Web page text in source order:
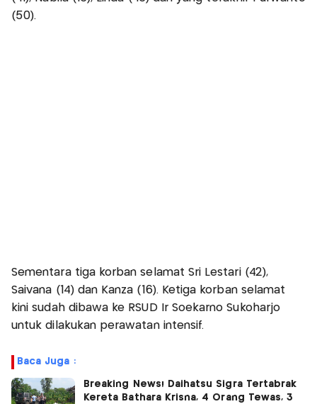
(50).
Sementara tiga korban selamat Sri Lestari (42),
Saivana (14) dan Kanza (16). Ketiga korban selamat
kini sudah dibawa ke RSUD Ir Soekarno Sukoharjo
untuk dilakukan perawatan intensif.
Baca Juga :
Breaking News! Daihatsu Sigra Tertabrak
Kereta Bathara Krisna, 4 Orang Tewas, 3